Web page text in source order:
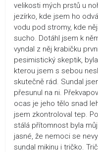
velikosti mých prstů u
jezírko, kde jsem ho
vodu pod stromy, kde
sucho. Dotáhl jsem k
vyndal z něj krabičku
pesimistický skeptik,
kterou jsem s sebou
skutečně rád. Sundal
přesunul na ni.
ocas je jeho tělo snad
jsem zkontroloval tep.
stálá přítomnost byla
jasné, že nemoci se
sundal mikinu i tričko.